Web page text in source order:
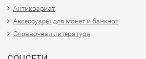
Антиквариат
Аксессуары для монет и банкнот
Справочная литература